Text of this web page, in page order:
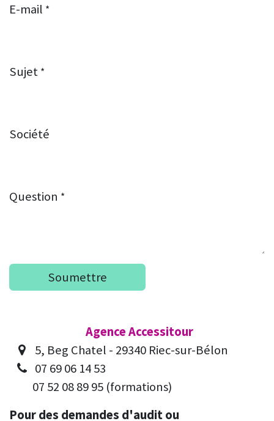
E-mail *
Sujet *
Société
Question *
Soumettre
Agence Accessitour
5, Beg Chatel - 29340 Riec-sur-Bélon
07 69 06 14 53
​07 52 08 89 95 (formations)
Pour des demandes d'audit ou